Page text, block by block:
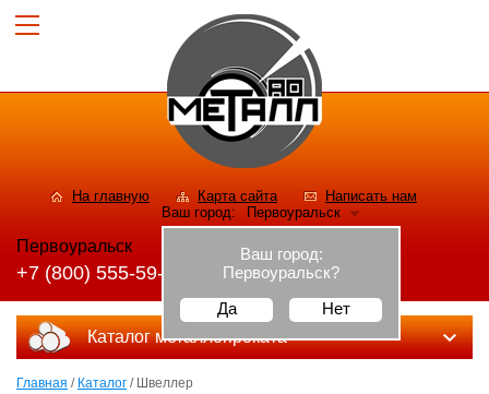
На главную Карта сайта
Написать нам
Ваш город:
Первоуральск
Ваш город:
Первоуральск?
Да
Нет
Первоуральск
+7 (800) 555-59-82
Каталог металлопроката
Главная / Каталог / Швеллер